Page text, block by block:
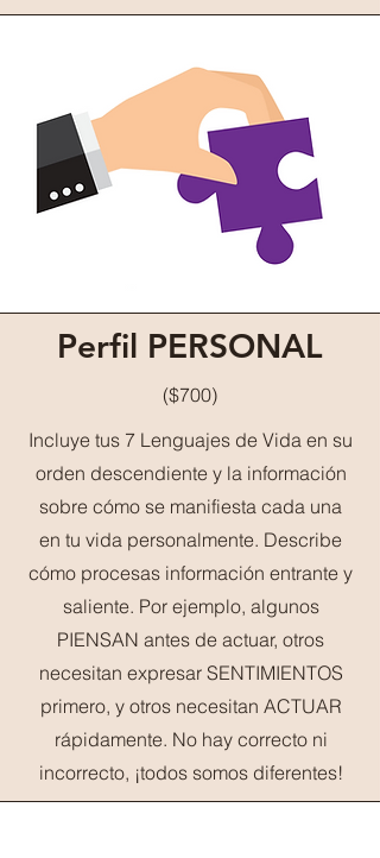
Perfil PERSONAL
($700)
Incluye tus 7 Lenguajes de Vida en su
orden descendiente y la información
sobre cómo se manifiesta cada una
en tu vida personalmente. Describe
cómo procesas información entrante y
saliente. Por ejemplo, algunos
PIENSAN antes de actuar, otros
necesitan expresar SENTIMIENTOS
primero, y otros necesitan ACTUAR
rápidamente. No hay correcto ni
incorrecto, ¡todos somos diferentes!